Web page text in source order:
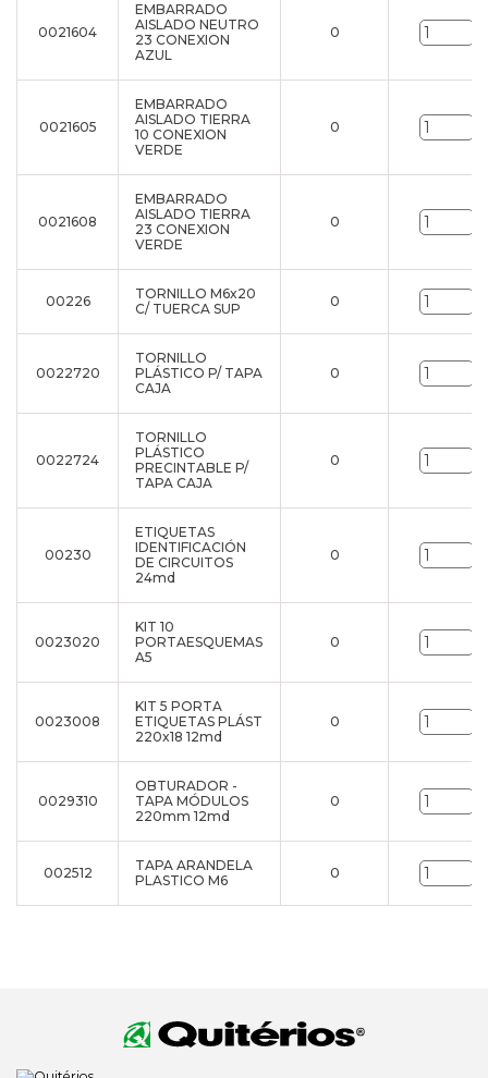
0021604
EMBARRADO
AISLADO NEUTRO
23 CONEXION
AZUL
0
0021605
EMBARRADO
AISLADO TIERRA
10 CONEXION
VERDE
0
0021608
EMBARRADO
AISLADO TIERRA
23 CONEXION
VERDE
0
00226
TORNILLO M6x20
C/ TUERCA SUP
0
0022720
TORNILLO
PLÁSTICO P/ TAPA
CAJA
0
0022724
TORNILLO
PLÁSTICO
PRECINTABLE P/
TAPA CAJA
0
00230
ETIQUETAS
IDENTIFICACIÓN
DE CIRCUITOS
24md
0
0023020
KIT 10
PORTAESQUEMAS
A5
0
0023008
KIT 5 PORTA
ETIQUETAS PLÁST
220x18 12md
0
0029310
OBTURADOR -
TAPA MÓDULOS
220mm 12md
0
002512
TAPA ARANDELA
PLASTICO M6
0